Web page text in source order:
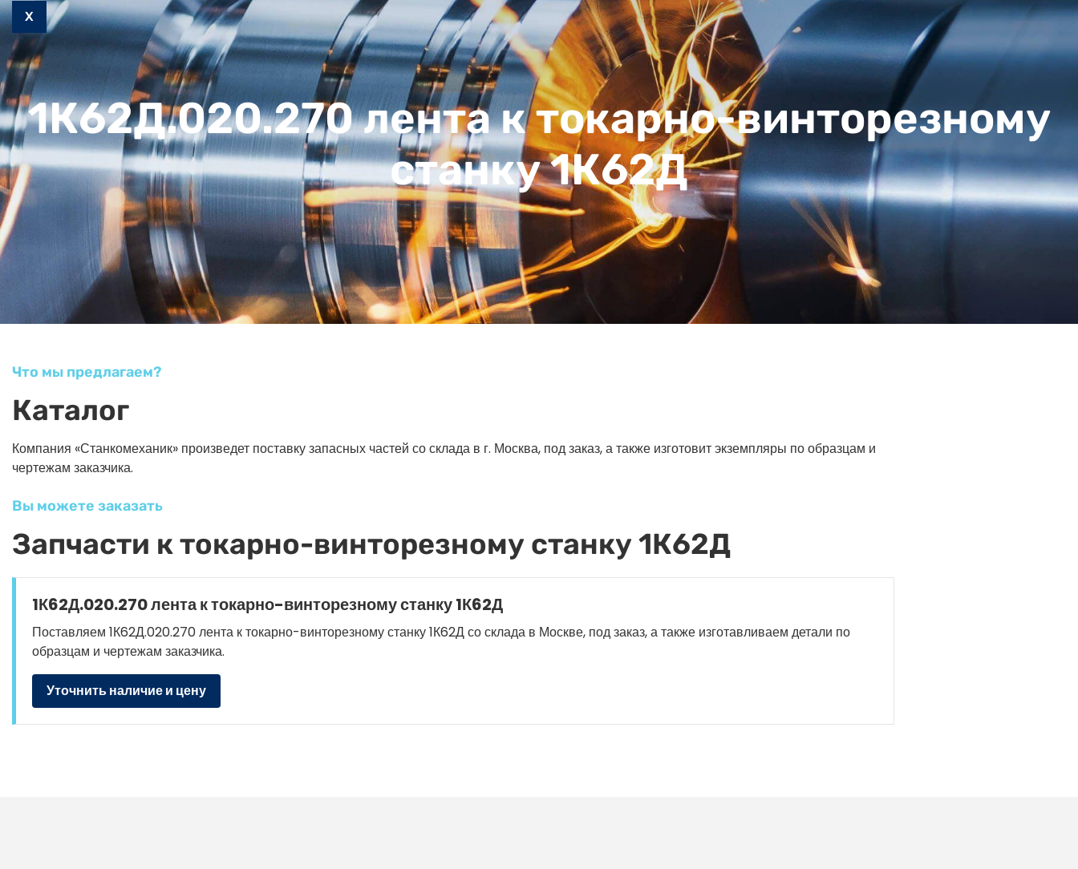
X
1К62Д.020.270 лента к токарно-винторезному
станку 1К62Д
Что мы предлагаем?
Каталог
Компания «Станкомеханик» произведет поставку запасных частей со склада в г. Москва, под заказ, а также изготовит экземпляры по образцам и
чертежам заказчика.
Вы можете заказать
Запчасти к токарно-винторезному станку 1К62Д
1К62Д.020.270 лента к токарно-винторезному станку 1К62Д
Поставляем 1К62Д.020.270 лента к токарно-винторезному станку 1К62Д со склада в Москве, под заказ, а также изготавливаем детали по
образцам и чертежам заказчика.
Уточнить наличие и цену